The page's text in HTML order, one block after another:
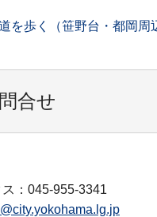
を歩く（笹野台・都岡周
合せ
：045-955-3341